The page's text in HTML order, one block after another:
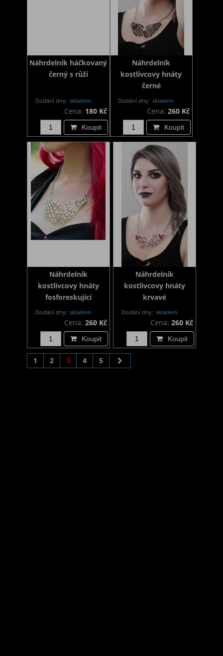
Náhrdelník háčkovaný
černý s růží
Dodání dny: skladem
Cena: 180 Kč
Koupit
Náhrdelník
kostlivcovy hnáty
černé
Dodání dny: skladem
Cena:260 Kč
Koupit
Náhrdelník
kostlivcovy hnáty
fosforeskující
Dodání dny: skladem
Cena: 260 Kč
Koupit
Náhrdelník
kostlivcovy hnáty
krvavé
Dodání dny: skladem
Cena: 260 Kč
Koupit
1 2 3 4 5